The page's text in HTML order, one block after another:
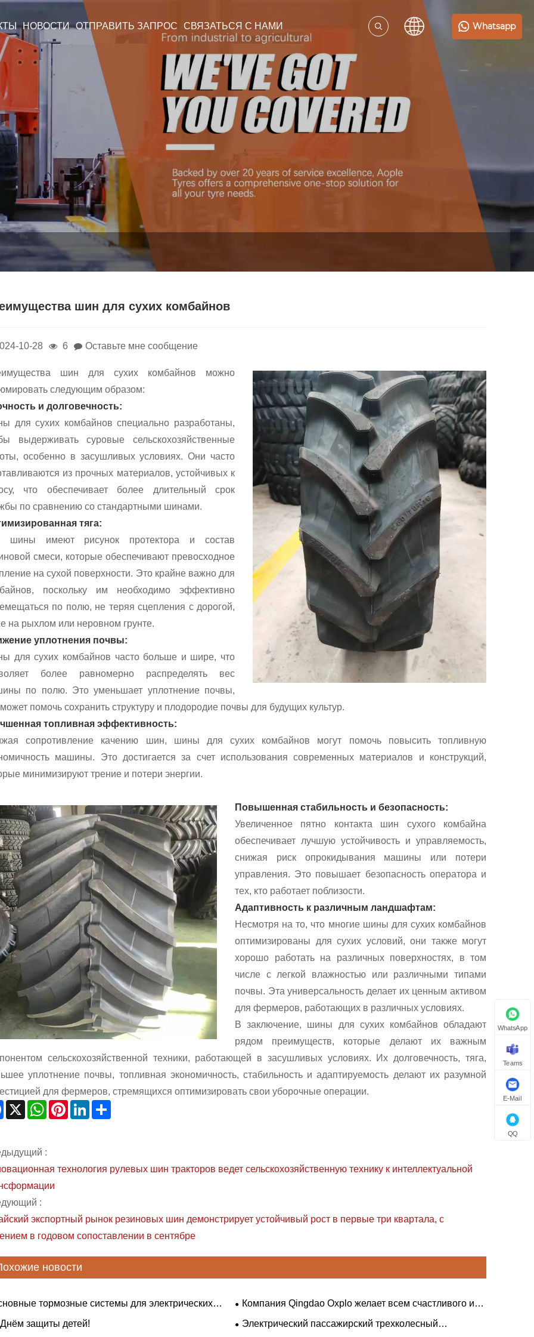
НОВОСТИ ОТПРАВИТЬ ЗАПРОС СВЯЗАТЬСЯ С НАМИ Whatsapp
шин для сухих комбайнов
10-28 6 Оставьте мне сообщение
шин для сухих комбайнов можно
следующим образом:
и долговечность:
для сухих комбайнов специально разработаны,
выдерживать суровые сельскохозяйственные
особенно в засушливых условиях. Они часто
из прочных материалов, устойчивых к
что обеспечивает более длительный срок
по сравнению со стандартными шинами.
тяга:
шины имеют рисунок протектора и состав
смеси, которые обеспечивают превосходное
на сухой поверхности. Это крайне важно для
поскольку им необходимо эффективно
по полю, не теряя сцепления с дорогой,
на рыхлом или неровном грунте.
уплотнения почвы:
для сухих комбайнов часто больше и шире, что
более равномерно распределять вес
по полю. Это уменьшает уплотнение почвы,
помочь сохранить структуру и плодородие почвы для будущих культур.
топливная эффективность:
сопротивление качению шин, шины для сухих комбайнов могут помочь повысить топливную
машины. Это достигается за счет использования современных материалов и конструкций,
минимизируют трение и потери энергии.
Повышенная стабильность и безопасность:
Увеличенное пятно контакта шин сухого комбайна
обеспечивает лучшую устойчивость и управляемость,
снижая риск опрокидывания машины или потери
управления. Это повышает безопасность оператора и
тех, кто работает поблизости.
Адаптивность к различным ландшафтам:
Несмотря на то, что многие шины для сухих комбайнов
оптимизированы для сухих условий, они также могут
хорошо работать на различных поверхностях, в том
числе с легкой влажностью или различными типами
почвы. Эта универсальность делает их ценным активом
для фермеров, работающих в различных условиях.
В заключение, шины для сухих комбайнов обладают
рядом преимуществ, которые делают их важным
сельскохозяйственной техники, работающей в засушливых условиях. Их долговечность, тяга,
уплотнение почвы, топливная экономичность, стабильность и адаптируемость делают их разумной
для фермеров, стремящихся оптимизировать свои уборочные операции.
Facebook
X WhatsAppPinterestLinkedIn
:
технология рулевых шин тракторов ведет сельскохозяйственную технику к интеллектуальной
:
экспортный рынок резиновых шин демонстрирует устойчивый рост в первые три квартала, с
в годовом сопоставлении в сентябре
новости
тормозные системы для электрических
Компания Qingdao Oxplo желает всем счастливого и
здорового Фестиваля лодок-драконов!
защиты детей!
Электрический пассажирский трехколесный
WhatsApp
Teams
E-Mail
QQ